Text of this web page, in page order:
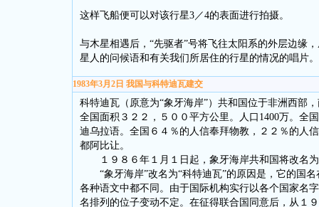
这样飞船便可以对该行星3／4的表面进行拍摄。
与木星相遇后，“先驱者”号将飞往太阳系的外层边缘
星人的问候语和有关我们所居住的行星的情况的唱片
1983年3月2日 我国与科特迪瓦建交
科特迪瓦（原意为“象牙海岸”）共和国位于非洲西部
全国面积３２２，５００平方公里。人口1400万。全
迪乌拉语。全国６４％的人信奉拜物教，２２％的人
都阿比让。
１９８６年１月１日起，象牙海岸共和国将改名为
“象牙海岸”改名为“科特迪瓦”的原因是，它的国名
各种语文中都不同。由于国际机构实行以各个国家名
名排列的位子变动不定。在征得联合国同意后，从１